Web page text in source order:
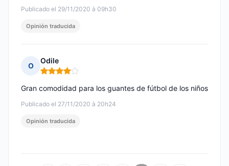
Publicado el 29/11/2020 à 09h30
Opinión traducida
O
Odile
Nota: 4 de 5
Publicado el 27/11/2020 à 20h24
Gran comodidad para los guantes de fútbol de los niños
Opinión traducida